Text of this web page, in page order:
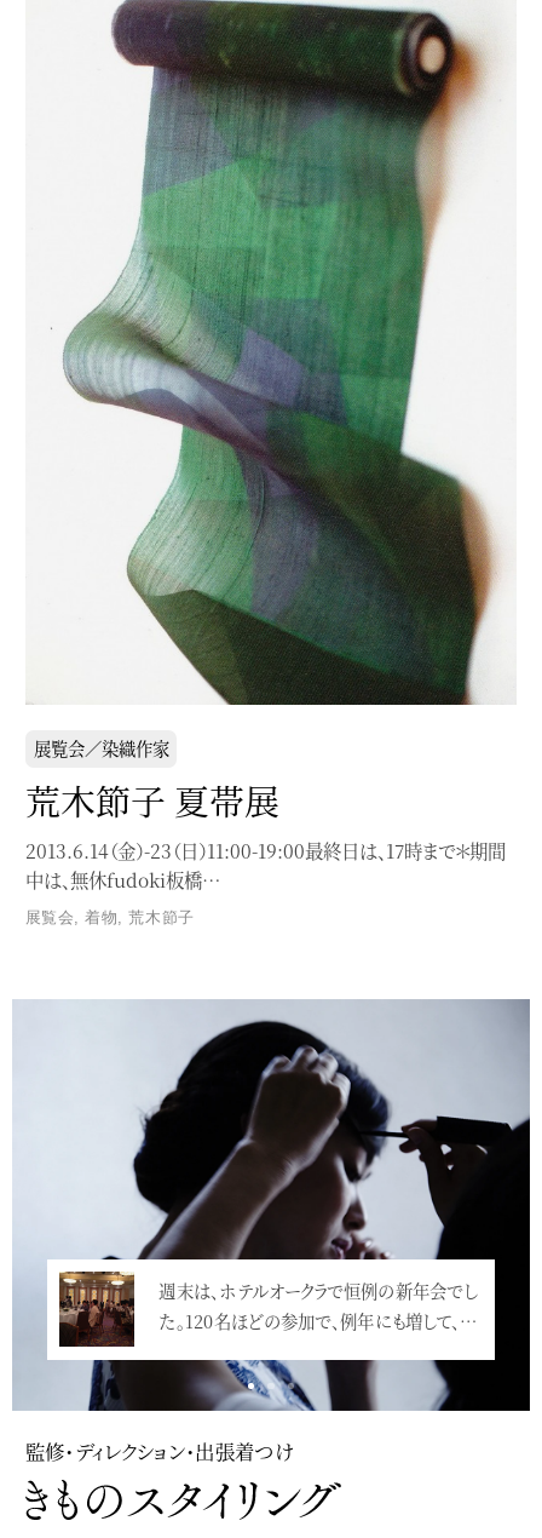
展覧会／染織作家
荒木節子 夏帯展
2013.6.14（金）-23（日）11:00-19:00最終日は、17時まで＊期間
中は、無休fudoki板橋…
展覧会 ,着物 ,荒木節子
Service
監修・ディレクション・出張着つけ
週末は、ホテルオークラで恒例の新年会でし
た。120名ほどの参加で、例年にも増して、…
<
昨日立ち寄った紀尾井町テラスで、素敵なラ
ウンジを見つけましたので、こちらで2018…